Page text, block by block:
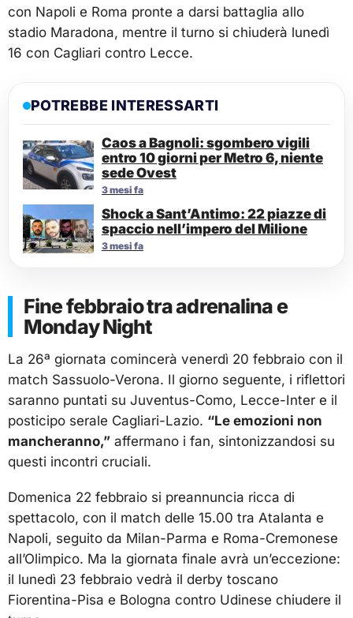
con Napoli e Roma pronte a darsi battaglia allo
stadio Maradona, mentre il turno si chiuderà lunedì
16 con Cagliari contro Lecce.
POTREBBE INTERESSARTI
Caos a Bagnoli: sgombero vigili
entro 10 giorni per Metro 6, niente
sede Ovest
3 mesi fa
Shock a Sant’Antimo: 22 piazze di
spaccio nell’impero del Milione
3 mesi fa
Fine febbraio tra adrenalina e
Monday Night
La 26ª giornata comincerà venerdì 20 febbraio con il
match Sassuolo-Verona. Il giorno seguente, i riflettori
saranno puntati su Juventus-Como, Lecce-Inter e il
posticipo serale Cagliari-Lazio. “Le emozioni non
mancheranno,” affermano i fan, sintonizzandosi su
questi incontri cruciali.
Domenica 22 febbraio si preannuncia ricca di
spettacolo, con il match delle 15.00 tra Atalanta e
Napoli, seguito da Milan-Parma e Roma-Cremonese
all’Olimpico. Ma la giornata finale avrà un’eccezione:
il lunedì 23 febbraio vedrà il derby toscano
Fiorentina-Pisa e Bologna contro Udinese chiudere il